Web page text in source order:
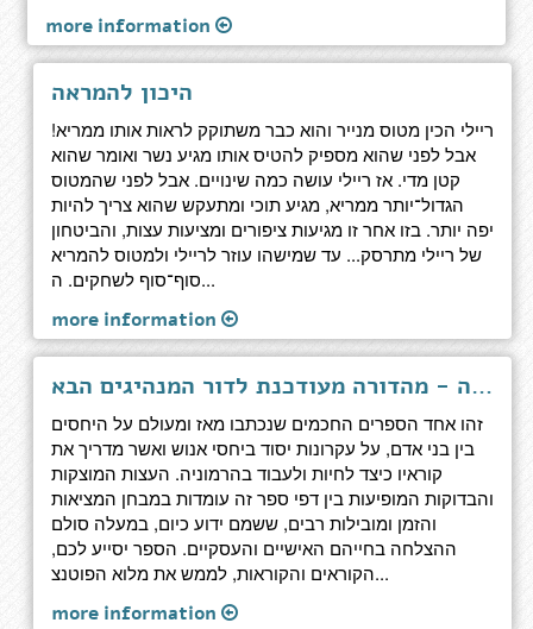
more information
היכון להמראה
ריילי הכין מטוס מנייר והוא כבר משתוקק לראות אותו ממריא!
אבל לפני שהוא מספיק להטיס אותו מגיע נשר ואומר שהוא
קטן מדי. אז ריילי עושה כמה שינויים. אבל לפני שהמטוס
הגדול־יותר ממריא, מגיע תוכי ומתעקש שהוא צריך להיות
יפה יותר. בזו אחר זו מגיעות ציפורים ומציעות עצות, והביטחון
של ריילי מתרסק... עד שמישהו עוזר לריילי ולמטוס להמריא
סוף־סוף לשחקים. ה...
more information
כיצד לרכוש ידידים והשפעה - מהדורה מעודכנת לדור המנהיגים הבא
זהו אחד הספרים החכמים שנכתבו מאז ומעולם על היחסים
בין בני אדם, על עקרונות יסוד ביחסי אנוש ואשר מדריך את
קוראיו כיצד לחיות ולעבוד בהרמוניה. העצות המוצקות
והבדוקות המופיעות בין דפי ספר זה עומדות במבחן המציאות
והזמן ומובילות רבים, ששמם ידוע כיום, במעלה סולם
ההצלחה בחייהם האישיים והעסקיים. הספר יסייע לכם,
הקוראים והקוראות, לממש את מלוא הפוטנצ...
more information